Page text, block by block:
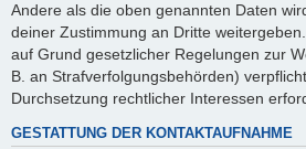
Andere als die oben genannten Daten
deiner Zustimmung an Dritte
auf Grund gesetzlicher Regelungen zur
B. an Strafverfolgungsbehörden)
Durchsetzung rechtlicher Interessen
GESTATTUNG DER KONTAKTAUFNAHME